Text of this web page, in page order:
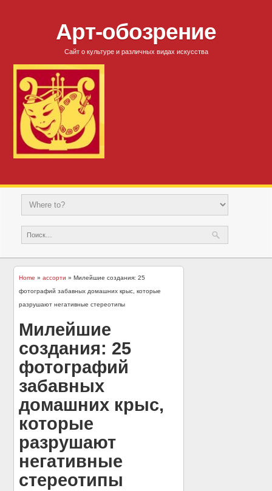
Арт-обозрение
Сайт о культуре и различных видах искусства
Home »ассорти » Милейшие создания: 25
фотографий забавных домашних крыс, которые
разрушают негативные стереотипы
Милейшие
создания: 25
фотографий
забавных
домашних крыс,
которые
разрушают
негативные
стереотипы